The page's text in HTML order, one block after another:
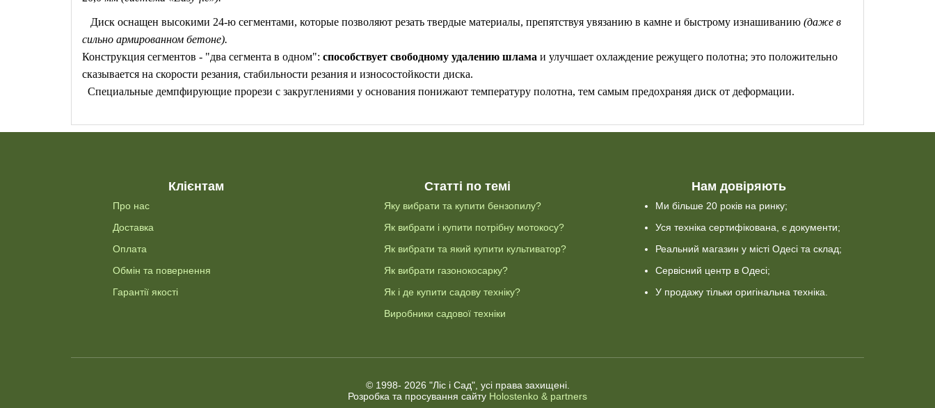
Диск оснащен высокими 24-ю сегментами, которые позволяют резать твердые материалы, препятствуя увязанию в камне и быстрому изнашиванию (даже в
сильно армированном бетоне).
Конструкция сегментов - "два сегмента в одном": способствует свободному удалению шлама и улучшает охлаждение режущего полотна; это положительно
сказывается на скорости резания, стабильности резания и износостойкости диска.
Специальные демпфирующие прорези с закруглениями у основания понижают температуру полотна, тем самым предохраняя диск от деформации.
Клієнтам
Про нас
Доставка
Оплата
Обмін та повернення
Гарантії якості
Статті по темі
Яку вибрати та купити бензопилу?
Як вибрати і купити потрібну мотокосу?
Як вибрати та який купити культиватор?
Як вибрати газонокосарку?
Як і де купити садову техніку?
Виробники садової техніки
Нам довіряють
Ми більше 20 років на ринку;
Уся техніка сертифікована, є документи;
Реальний магазин у місті Одесі та склад;
Сервісний центр в Одесі;
У продажу тільки оригінальна техніка.
© 1998- 2026 "Ліс і Сад", усі права захищені.
Розробка та просування сайту Holostenko & partners